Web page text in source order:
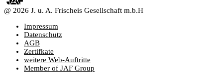
@ 2026 J. u. A. Frischeis Gesellschaft m.b.H
Impressum
Datenschutz
AGB
Zertifkate
weitere Web-Auftritte
Member of JAF Group